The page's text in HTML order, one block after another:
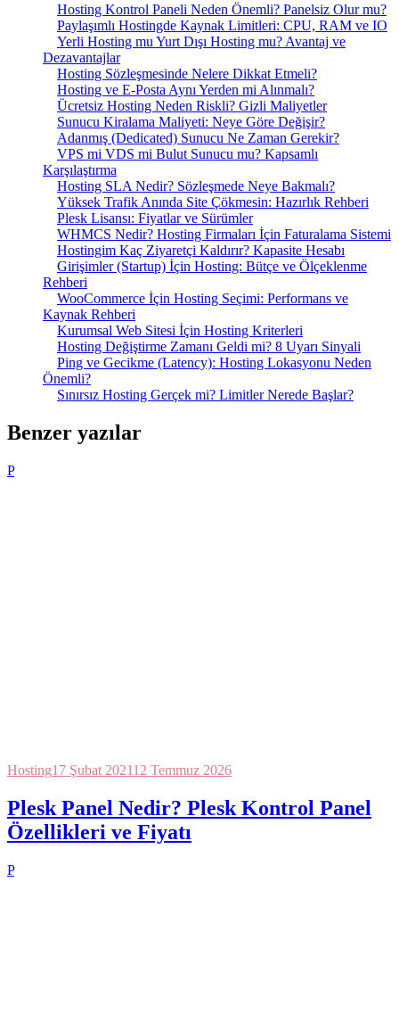
Hosting Kontrol Paneli Neden Önemli? Panelsiz Olur mu?
Paylaşımlı Hostingde Kaynak Limitleri: CPU, RAM ve IO
Yerli Hosting mu Yurt Dışı Hosting mu? Avantaj ve
Dezavantajlar
Hosting Sözleşmesinde Nelere Dikkat Etmeli?
Hosting ve E-Posta Aynı Yerden mi Alınmalı?
Ücretsiz Hosting Neden Riskli? Gizli Maliyetler
Sunucu Kiralama Maliyeti: Neye Göre Değişir?
Adanmış (Dedicated) Sunucu Ne Zaman Gerekir?
VPS mi VDS mi Bulut Sunucu mu? Kapsamlı
Karşılaştırma
Hosting SLA Nedir? Sözleşmede Neye Bakmalı?
Yüksek Trafik Anında Site Çökmesin: Hazırlık Rehberi
Plesk Lisansı: Fiyatlar ve Sürümler
WHMCS Nedir? Hosting Firmaları İçin Faturalama Sistemi
Hostingim Kaç Ziyaretçi Kaldırır? Kapasite Hesabı
Girişimler (Startup) İçin Hosting: Bütçe ve Ölçeklenme
Rehberi
WooCommerce İçin Hosting Seçimi: Performans ve
Kaynak Rehberi
Kurumsal Web Sitesi İçin Hosting Kriterleri
Hosting Değiştirme Zamanı Geldi mi? 8 Uyarı Sinyali
Ping ve Gecikme (Latency): Hosting Lokasyonu Neden
Önemli?
Sınırsız Hosting Gerçek mi? Limitler Nerede Başlar?
Benzer yazılar
P
Hosting17 Şubat 202112 Temmuz 2026
Plesk Panel Nedir? Plesk Kontrol Panel
Özellikleri ve Fiyatı
P